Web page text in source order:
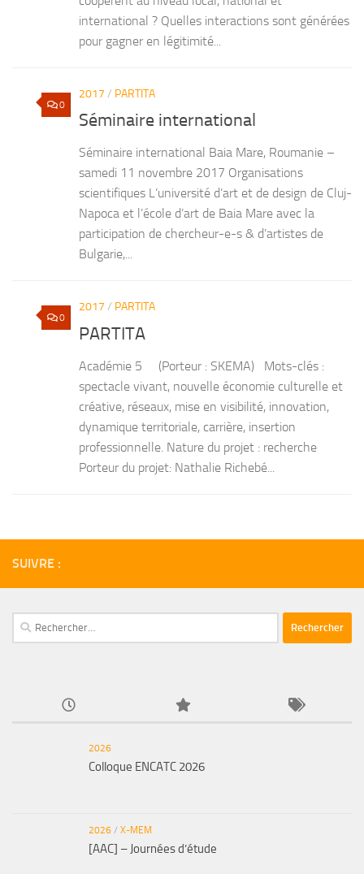
international ? Quelles interactions sont générées
pour gagner en légitimité...
0
2017 / PARTITA
Séminaire international
Séminaire international Baia Mare, Roumanie –
samedi 11 novembre 2017 Organisations
scientifiques L’université d’art et de design de Cluj-
Napoca et l’école d’art de Baia Mare avec la
participation de chercheur-e-s & d’artistes de
Bulgarie,...
0
2017 / PARTITA
PARTITA
Académie 5 (Porteur : SKEMA) Mots-clés :
spectacle vivant, nouvelle économie culturelle et
créative, réseaux, mise en visibilité, innovation,
dynamique territoriale, carrière, insertion
professionnelle. Nature du projet : recherche
Porteur du projet: Nathalie Richebé...
SUIVRE :
Rechercher :
2026
Colloque ENCATC 2026
2026 / X-MEM
[AAC] – Journées d’étude